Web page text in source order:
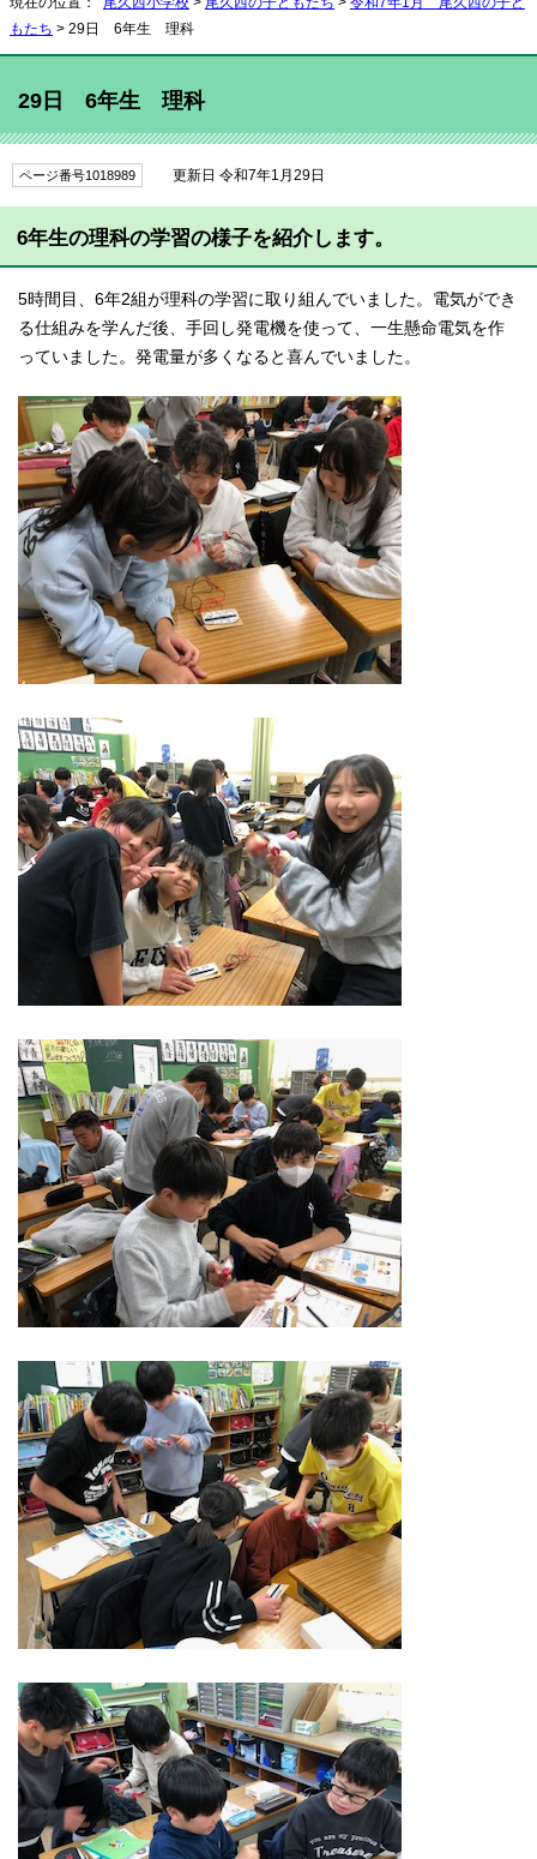
もたち > 29日 6年生 理科
29日 6年生 理科
ページ番号1018989 更新日 令和7年1月29日
6年生の理科の学習の様子を紹介します。
5時間目、6年2組が理科の学習に取り組んでいました。電気ができ
る仕組みを学んだ後、手回し発電機を使って、一生懸命電気を作
っていました。発電量が多くなると喜んでいました。